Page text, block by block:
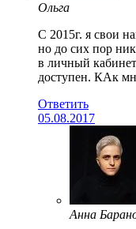
Ольга
C 2015г. я свои
но до сих пор
в личный
доступен. КАк
Ответить
05.08.2017
Анна